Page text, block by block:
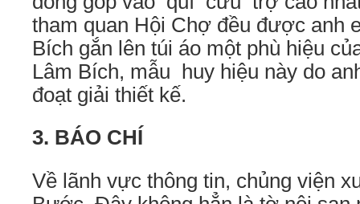
tham quan Hội Chợ đều được anh
Bích gắn lên túi áo một phù hiệu
Lâm Bích, mẫu huy hiệu này do
đoạt giải thiết kế.
3. BÁO CHÍ
Về lãnh vực thông tin, chủng viện